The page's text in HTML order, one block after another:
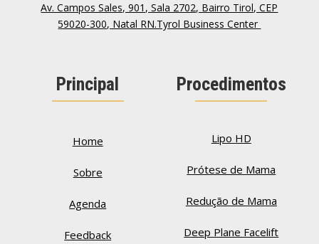
Av. Campos Sales, 901, Sala 2702, Bairro Tirol, CEP
59020-300, Natal RN.Tyrol Business Center
Principal
Home
Sobre
Agenda
Feedback
Procedimentos
Lipo HD
Prótese de Mama
Redução de Mama
Deep Plane Facelift